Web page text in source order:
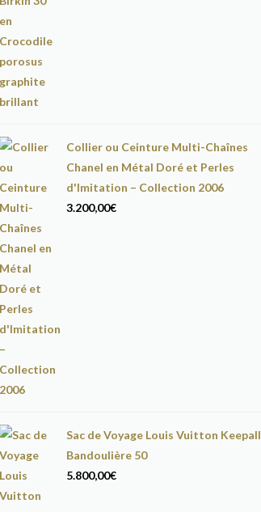
Collier ou Ceinture Multi-Chaînes
Chanel en Métal Doré et Perles
d'Imitation – Collection 2006
3.200,00€
Sac de Voyage Louis Vuitton Keepall
Bandoulière 50
5.800,00€